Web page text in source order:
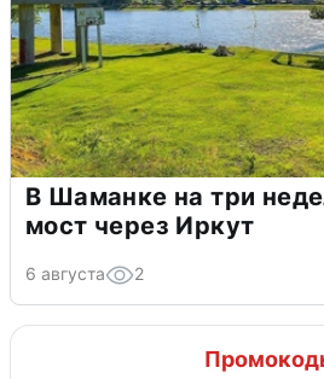
В Шаманке на три
мост через Иркут
6 августа 2